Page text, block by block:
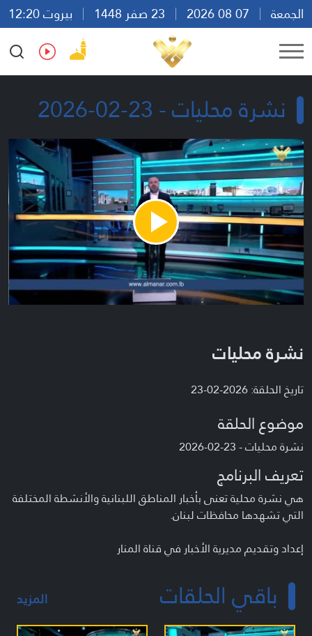
الجمعة
بيروت 12:20
Ar
En Fr Es
نشرة محليات - 23-02-2026
Play
Video
نشرة محليات
تاريخ الحلقة: 2026-02-23
موضوع الحلقة
نشرة محليات - 23-02-2026
تعريف البرنامج
هي نشرة محلية تعنى بأخبار المناطق اللبنانية والأنشطة المختلفة
التي تشهدها محافظات لبنان.
إعداد وتقديم مديرية الأخبار في قناة المنار
باقي الحلقات المزيد